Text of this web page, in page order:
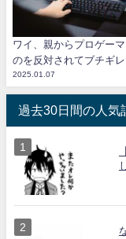
ワイ、親からプロゲー
のを反対されてブチギレ
2025.01.07
過去30日間の人気